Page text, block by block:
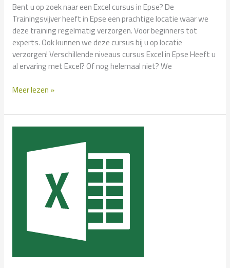
Bent u op zoek naar een Excel cursus in Epse? De
Trainingsvijver heeft in Epse een prachtige locatie waar we
deze training regelmatig verzorgen. Voor beginners tot
experts. Ook kunnen we deze cursus bij u op locatie
verzorgen! Verschillende niveaus cursus Excel in Epse Heeft u
al ervaring met Excel? Of nog helemaal niet? We
Cursus
in
Epse?
Klassikaal
Incompany
Meer lezen »